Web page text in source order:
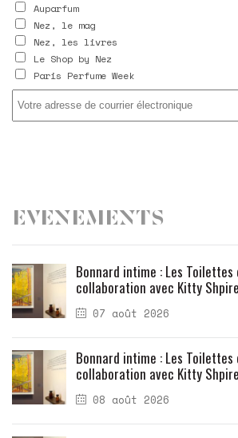
Auparfum
Nez, le mag
Nez, les livres
Le Shop by Nez
Paris Perfume Week
Evenements
07 août 2026
Bonnard intime : Les
collaboration avec Kitty
08 août 2026
Bonnard intime : Les
collaboration avec Kitty